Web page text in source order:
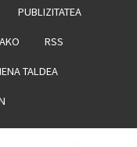
PUBLIZITATEA
RSS
TALDEA